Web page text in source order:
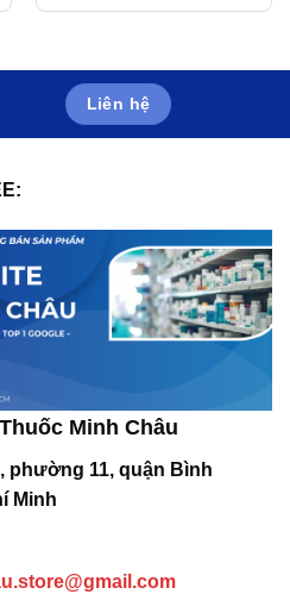
Liên hệ
Minh Châu
phường 11, quận Bình
Minh